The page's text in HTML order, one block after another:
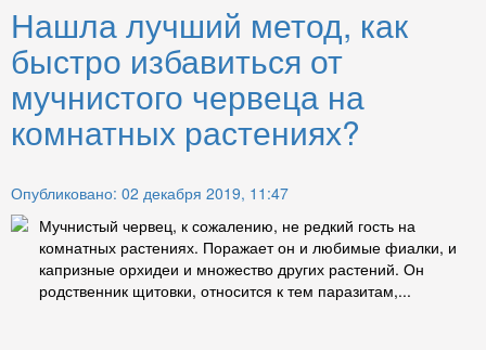
Нашла лучший метод, как
быстро избавиться от
мучнистого червеца на
комнатных растениях?
Опубликовано: 02 декабря 2019, 11:47
Мучнистый червец, к сожалению, не редкий гость на
комнатных растениях. Поражает он и любимые фиалки, и
капризные орхидеи и множество других растений. Он
родственник щитовки, относится к тем паразитам,...